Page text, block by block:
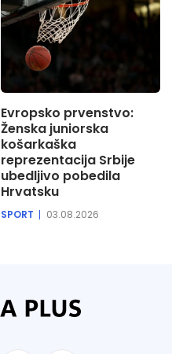
Evropsko prvenstvo:
Ženska juniorska
košarkaška
reprezentacija Srbije
ubedljivo pobedila
Hrvatsku
SPORT 03.08.2026